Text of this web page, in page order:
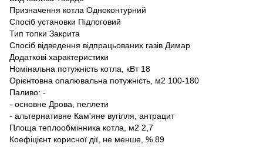
Призначення котла Одноконтурний
Спосіб установки Підлоговий
Тип топки Закрита
Спосіб відведення відпрацьованих газів Димар
Додаткові характеристики
Номінальна потужність котла, кВт 18
Орієнтовна опалювальна потужність, м2 100-180
Паливо: -
- основне Дрова, пеллети
- альтернативне Кам'яне вугілля, антрацит
Площа теплообмінника котла, м2 2,7
Коефіцієнт корисної дії, не менше, % 89